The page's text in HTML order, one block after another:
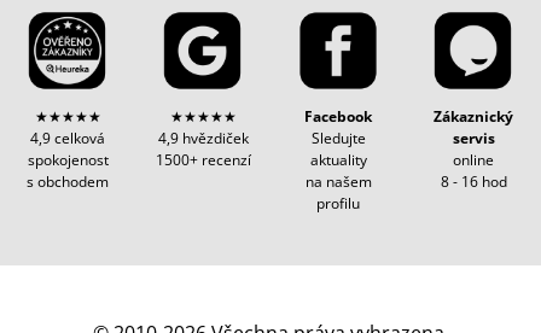
★★★★★
4,9 celková
spokojenost
s obchodem
★★★★★
4,9 hvězdiček
1500+ recenzí
Facebook
Sledujte
aktuality
na našem
profilu
Zákaznický
servis
online
8 - 16 hod